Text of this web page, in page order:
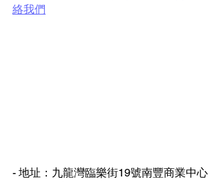
絡我們
- 地址：九龍灣臨樂街19號南豐商業中心